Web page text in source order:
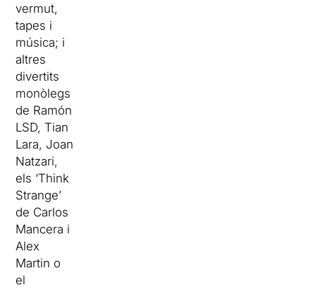
vermut,
tapes i
música; i
altres
divertits
monòlegs
de Ramón
LSD, Tian
Lara, Joan
Natzari,
els ‘Think
Strange’
de Carlos
Mancera i
Alex
Martin o
el